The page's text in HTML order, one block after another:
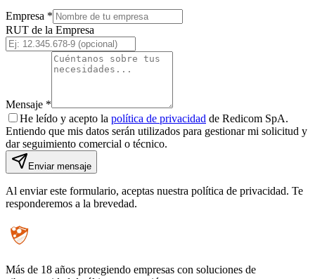
Empresa *
RUT de la Empresa
Mensaje *
He leído y acepto la política de privacidad de Redicom SpA.
Entiendo que mis datos serán utilizados para gestionar mi solicitud y
dar seguimiento comercial o técnico.
Enviar mensaje
Al enviar este formulario, aceptas nuestra política de privacidad. Te
responderemos a la brevedad.
Más de 18 años protegiendo empresas con soluciones de